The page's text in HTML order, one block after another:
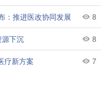
：推进医改协同发展 8
源下沉 8
疗新方案 7